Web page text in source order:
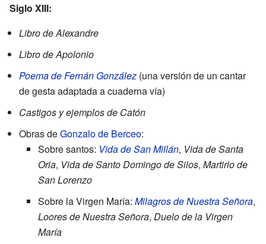
Siglo XIII:
Libro de Alexandre
Libro de Apolonio
Poema de Fernán González (una versión de un cantar
de gesta adaptada a cuaderna vía)
Castigos y ejemplos de Catón
Obras deGonzalo de Berceo:
Sobre santos: Vida de San Millán, Vida de Santa
Oria, Vida de Santo Domingo de Silos, Martirio de
San Lorenzo
Sobre la Virgen María: Milagros de Nuestra Señora,
Loores de Nuestra Señora, Duelo de la Virgen
María